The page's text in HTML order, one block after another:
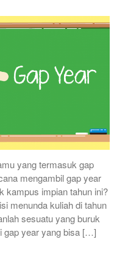
yang termasuk gap
mengambil gap year
kampus impian tahun ini?
menunda kuliah di tahun
sesuatu yang buruk
gap year yang bisa […]